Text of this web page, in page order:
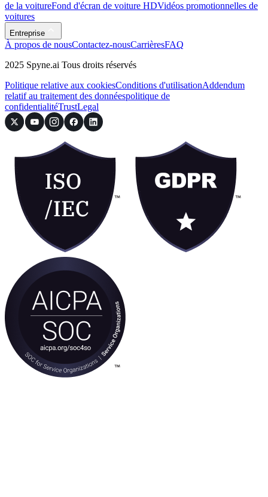
de la voitureFond d'écran de voiture HDVidéos promotionnelles de
voitures
Entreprise
À propos de nousContactez-nousCarrièresFAQ
2025 Spyne.ai Tous droits réservés
Politique relative aux cookiesConditions d'utilisationAddendum
relatif au traitement des donnéespolitique de
confidentialitéTrustLegal